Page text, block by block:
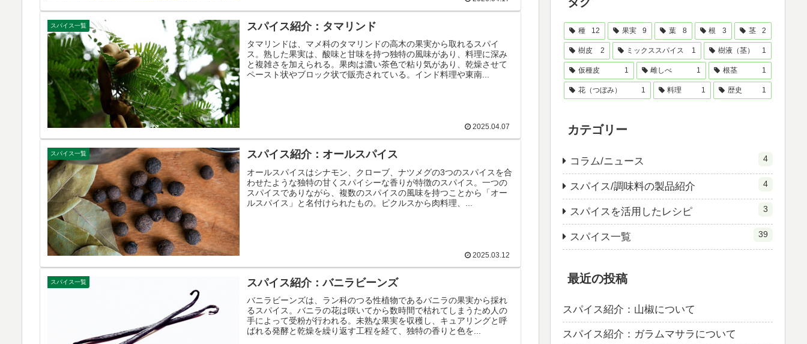
スパイス一覧 スパイス紹介：タマリンド
タマリンドは、マメ科のタマリンドの高木の果実から取れるスパイ
ス。熟した果実は、酸味と甘味を持つ独特の風味があり、料理に深み
と複雑さを加えられる。果肉は濃い茶色で粘り気があり、乾燥させて
ペースト状やブロック状で販売されている。インド料理や東南...
2025.04.07
スパイス一覧 スパイス紹介：オールスパイス
オールスパイスはシナモン、クローブ、ナツメグの3つのスパイスを合
わせたような独特の甘くスパイシーな香りが特徴のスパイス。一つの
スパイスでありながら、複数のスパイスの風味を持つことから「オー
ルスパイス」と名付けられたもの。ピクルスから肉料理、...
2025.03.12
スパイス一覧 スパイス紹介：バニラビーンズ
バニラビーンズは、ラン科のつる性植物であるバニラの果実から採れ
るスパイス。バニラの花は咲いてから数時間で枯れてしまうため人の
手によって受粉が行われる。未熟な果実を収穫し、キュアリングと呼
ばれる発酵と乾燥を繰り返す工程を経て、独特の香りと色を...
種 12 果実 9 葉 8 根 3 茎 2
樹皮 2 ミックススパイス 1 樹液（茎） 1
仮種皮 1 雌しべ 1 根茎 1
花（つぼみ） 1 料理 1 歴史 1
カテゴリー
コラム/ニュース 4
スパイス/調味料の製品紹介 4
スパイスを活用したレシピ 3
スパイス一覧 39
最近の投稿
スパイス紹介：山椒について
スパイス紹介：ガラムマサラについて